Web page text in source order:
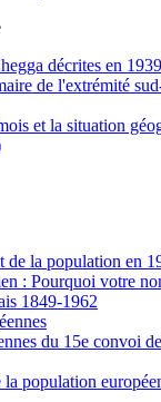
décrites en
de l'extrémité
et la situation
de la population en
: Pourquoi votre
1849-1962
du 15e convoi
population